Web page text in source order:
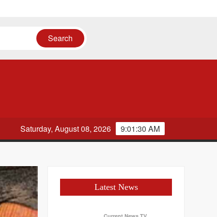
9:01:31 AM
Saturday, August 08, 2026
Latest News